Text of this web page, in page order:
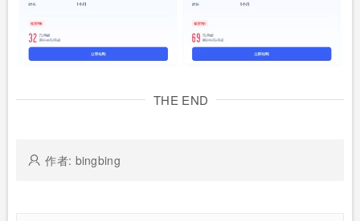
THE END
作者: bingbing